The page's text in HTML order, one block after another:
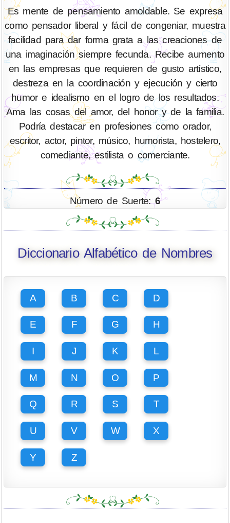
Es mente de pensamiento amoldable. Se expresa
como pensador liberal y fácil de congeniar, muestra
facilidad para dar forma grata a las creaciones de
una imaginación siempre fecunda. Recibe aumento
en las empresas que requieren de gusto artístico,
destreza en la coordinación y ejecución y cierto
humor e idealismo en el logro de los resultados.
Ama las cosas del amor, del honor y de la familia.
Podría destacar en profesiones como orador,
escritor, actor, pintor, músico, humorista, hostelero,
comediante, estilista o comerciante.
Número de Suerte:6
Diccionario Alfabético de Nombres
A B C D
E F G H
I J K L
M N O P
Q R S T
U V W X
Y Z